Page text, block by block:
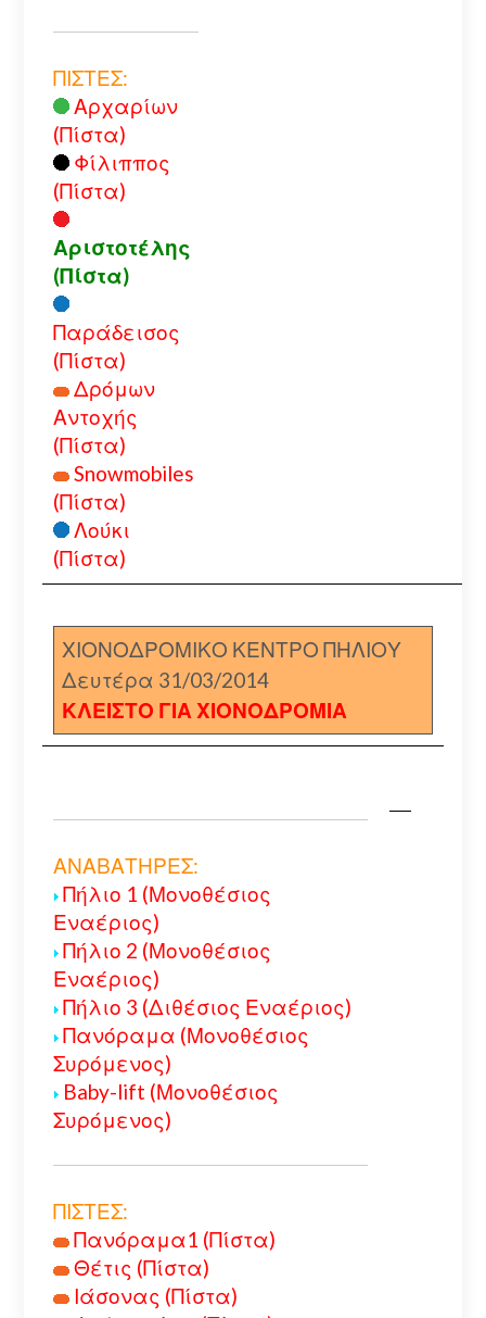
ΠΙΣΤΕΣ:
Αρχαρίων
(Πίστα)
Φίλιππος
(Πίστα)
Αριστοτέλης
(Πίστα)
Παράδεισος
(Πίστα)
Δρόμων
Αντοχής
(Πίστα)
Snowmobiles
(Πίστα)
Λούκι
(Πίστα)
ΧΙΟΝΟΔΡΟΜΙΚΟ ΚΕΝΤΡΟ ΠΗΛΙΟΥ
Δευτέρα 31/03/2014
ΚΛΕΙΣΤΟ ΓΙΑ ΧΙΟΝΟΔΡΟΜΙΑ
ΑΝΑΒΑΤΗΡΕΣ:
Πήλιο 1 (Μονοθέσιος
Εναέριος)
Πήλιο 2 (Μονοθέσιος
Εναέριος)
Πήλιο 3 (Διθέσιος Εναέριος)
Πανόραμα (Μονοθέσιος
Συρόμενος)
Baby-lift (Μονοθέσιος
Συρόμενος)
ΠΙΣΤΕΣ:
Πανόραμα1 (Πίστα)
Θέτις (Πίστα)
Ιάσονας (Πίστα)